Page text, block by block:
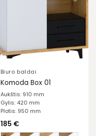
Biuro baldai
Komoda Box 01
Aukštis: 910 mm
Gylis: 420 mm
Plotis: 950 mm
185 €